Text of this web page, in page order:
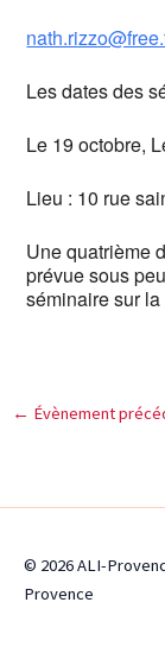
Les dates des
Le 19 octobre,
Lieu : 10 rue
Une quatrième
prévue sous
séminaire sur
← Évènement
© 2026 ALI-
Provence